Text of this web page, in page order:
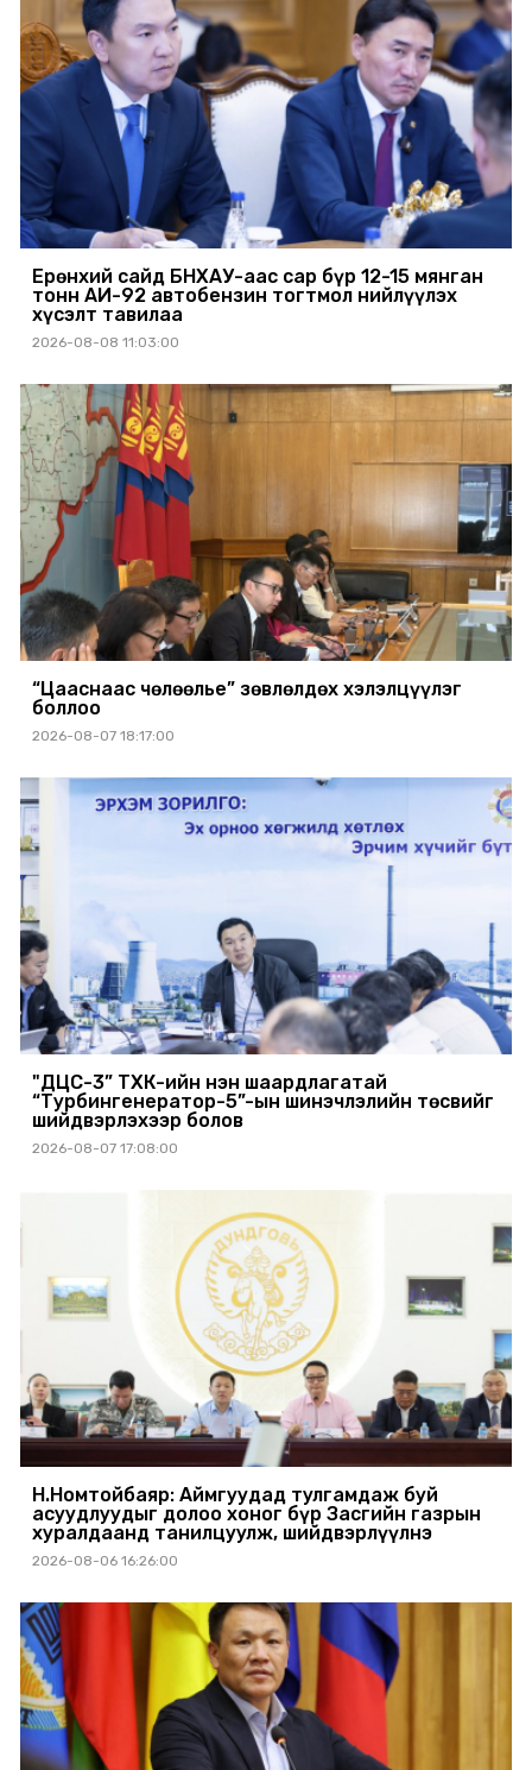
Ерөнхий сайд БНХАУ-аас сар бүр 12-15 мянган
тонн АИ-92 автобензин тогтмол нийлүүлэх
хүсэлт тавилаа
2026-08-08 11:03:00
“Цааснаас чөлөөлье” зөвлөлдөх хэлэлцүүлэг
боллоо
2026-08-07 18:17:00
"ДЦС-3” ТӨХК-ийн нэн шаардлагатай
“Турбингенератор-5”-ын шинэчлэлийн төсвийг
шийдвэрлэхээр болов
2026-08-07 17:08:00
Н.Номтойбаяр: Аймгуудад тулгамдаж буй
асуудлуудыг долоо хоног бүр Засгийн газрын
хуралдаанд танилцуулж, шийдвэрлүүлнэ
2026-08-06 16:26:00